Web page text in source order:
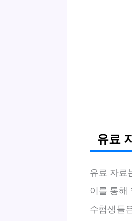
유료
유료 자료
이를 통해
수험생들